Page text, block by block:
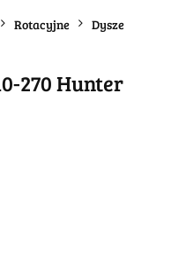
Rotacyjne Dysze
270 Hunter